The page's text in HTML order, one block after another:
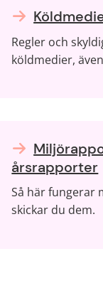
Regler och
köldmedier,
årsrapporter
Så här fungerar
skickar du dem.